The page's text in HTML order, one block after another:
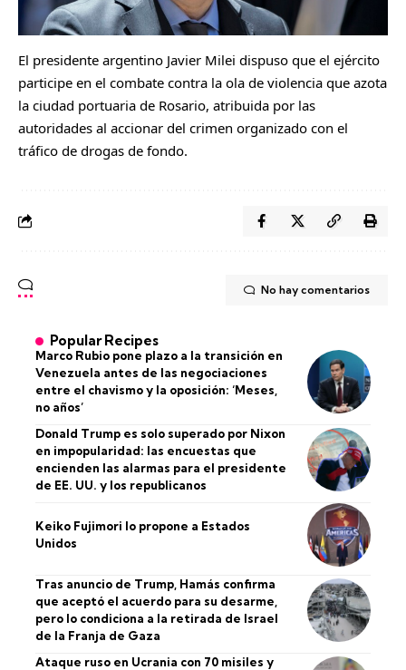
El presidente argentino Javier Milei dispuso que el ejército
participe en el combate contra la ola de violencia que azota
la ciudad portuaria de Rosario, atribuida por las
autoridades al accionar del crimen organizado con el
tráfico de drogas de fondo.
No hay comentarios
Popular Recipes
Marco Rubio pone plazo a la transición en
Venezuela antes de las negociaciones
entre el chavismo y la oposición: ‘Meses,
no años’
Donald Trump es solo superado por Nixon
en impopularidad: las encuestas que
encienden las alarmas para el presidente
de EE. UU. y los republicanos
Keiko Fujimori lo propone a Estados
Unidos
Tras anuncio de Trump, Hamás confirma
que aceptó el acuerdo para su desarme,
pero lo condiciona a la retirada de Israel
de la Franja de Gaza
Ataque ruso en Ucrania con 70 misiles y